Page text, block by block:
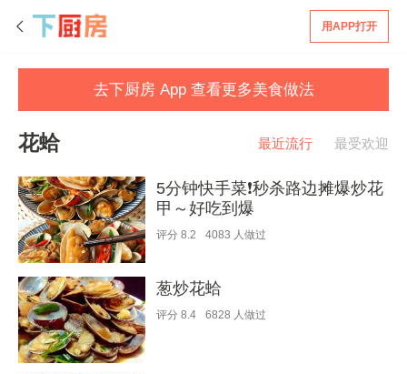
用APP打开
去下厨房 App 查看更多美食做法
花蛤 最近流行 最受欢迎
5分钟快手菜❗️秒杀路边摊爆炒花
甲～好吃到爆
评分 8.2 4083 人做过
葱炒花蛤
评分 8.4 6828 人做过